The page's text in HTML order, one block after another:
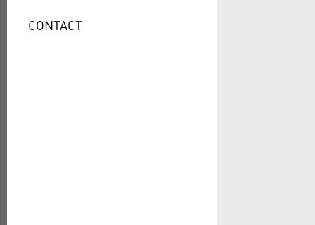
CONTACT